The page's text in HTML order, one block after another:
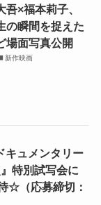
吾×福本莉子、
の瞬間を捉えた
場面写真公開
新作映画
キュメンタリー
特別試写会に
☆（応募締切：